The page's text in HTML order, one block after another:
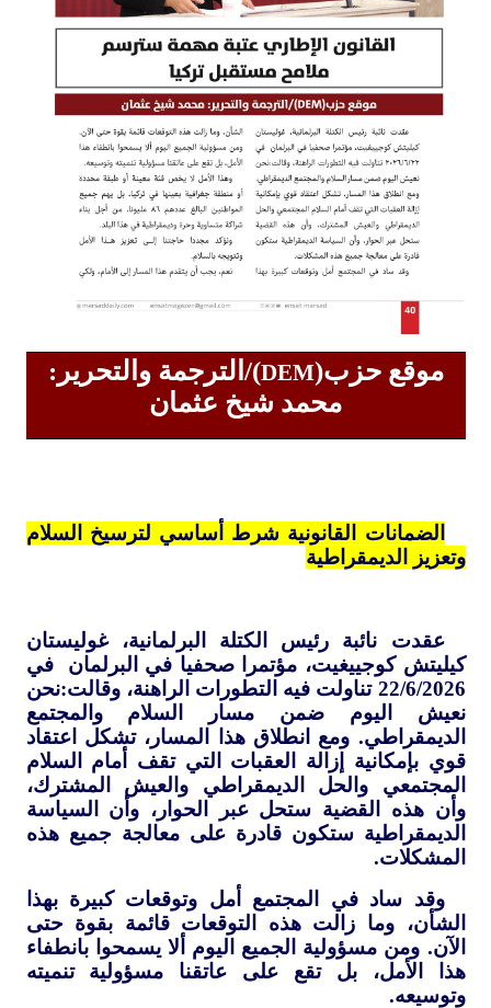
موقع حزب(DEM)/الترجمة والتحرير:
محمد شيخ عثمان
الضمانات القانونية شرط أساسي لترسيخ السلام
وتعزيز الديمقراطية
عقدت نائبة رئيس الكتلة البرلمانية، غوليستان
كيليتش كوجييغيت، مؤتمرا صحفيا في البرلمان في
22/6/2026 تناولت فيه التطورات الراهنة، وقالت:نحن
نعيش اليوم ضمن مسار السلام والمجتمع
الديمقراطي. ومع انطلاق هذا المسار، تشكل اعتقاد
قوي بإمكانية إزالة العقبات التي تقف أمام السلام
المجتمعي والحل الديمقراطي والعيش المشترك،
وأن هذه القضية ستحل عبر الحوار، وأن السياسة
الديمقراطية ستكون قادرة على معالجة جميع هذه
المشكلات.
وقد ساد في المجتمع أمل وتوقعات كبيرة بهذا
الشأن، وما زالت هذه التوقعات قائمة بقوة حتى
الآن. ومن مسؤولية الجميع اليوم ألا يسمحوا بانطفاء
هذا الأمل، بل تقع على عاتقنا مسؤولية تنميته
وتوسيعه.